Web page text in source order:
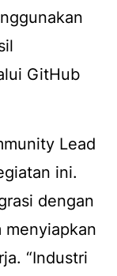
GitHub
Lead
ini.
dengan
“Industri